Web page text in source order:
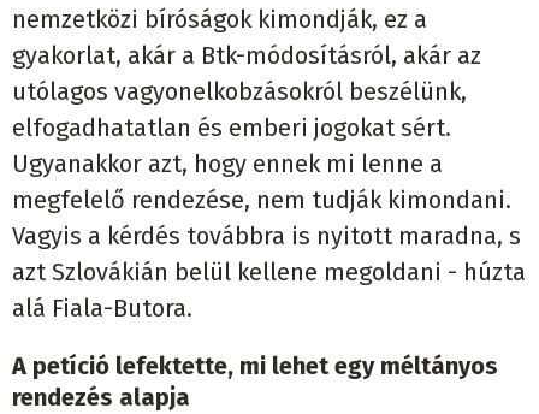
nemzetközi bíróságok kimondják, ez a
gyakorlat, akár a Btk-módosításról, akár az
utólagos vagyonelkobzásokról beszélünk,
elfogadhatatlan és emberi jogokat sért.
Ugyanakkor azt, hogy ennek mi lenne a
megfelelő rendezése, nem tudják kimondani.
Vagyis a kérdés továbbra is nyitott maradna, s
azt Szlovákián belül kellene megoldani - húzta
alá Fiala-Butora.
A petíció lefektette, mi lehet egy méltányos
rendezés alapja